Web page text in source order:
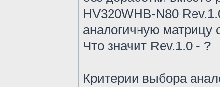
HV320WHB-N80
аналогичную матрицу
Что значит Rev.1.0 - ?
Критерии выбора